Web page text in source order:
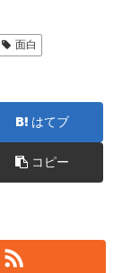
面白
はてブ
コピー